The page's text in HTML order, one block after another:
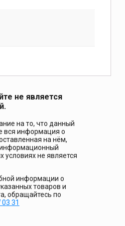
не является
на то, что данный
вся информация о
на нём,
условиях не является
информации о
товаров и
обращайтесь по
31